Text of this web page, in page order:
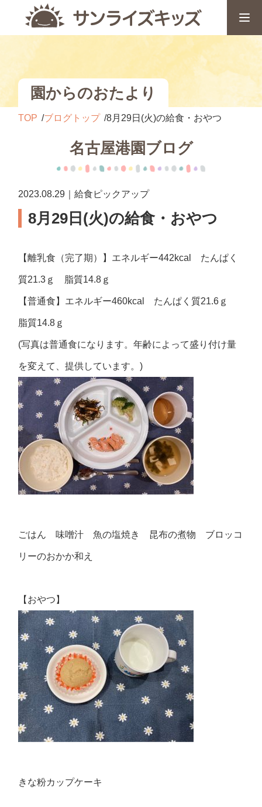
園からのおたより
TOP ブログトップ 8月29日(火)の給食・おやつ
名古屋港園ブログ
2023.08.29｜給食ピックアップ
8月29日(火)の給食・おやつ
【離乳食（完了期）】エネルギー442kcal たんぱく
質21.3ｇ 脂質14.8ｇ
【普通食】エネルギー460kcal たんぱく質21.6ｇ
脂質14.8ｇ
(写真は普通食になります。年齢によって盛り付け量
を変えて、提供しています。)
ごはん 味噌汁 魚の塩焼き 昆布の煮物 ブロッコ
リーのおかか和え
【おやつ】
きな粉カップケーキ